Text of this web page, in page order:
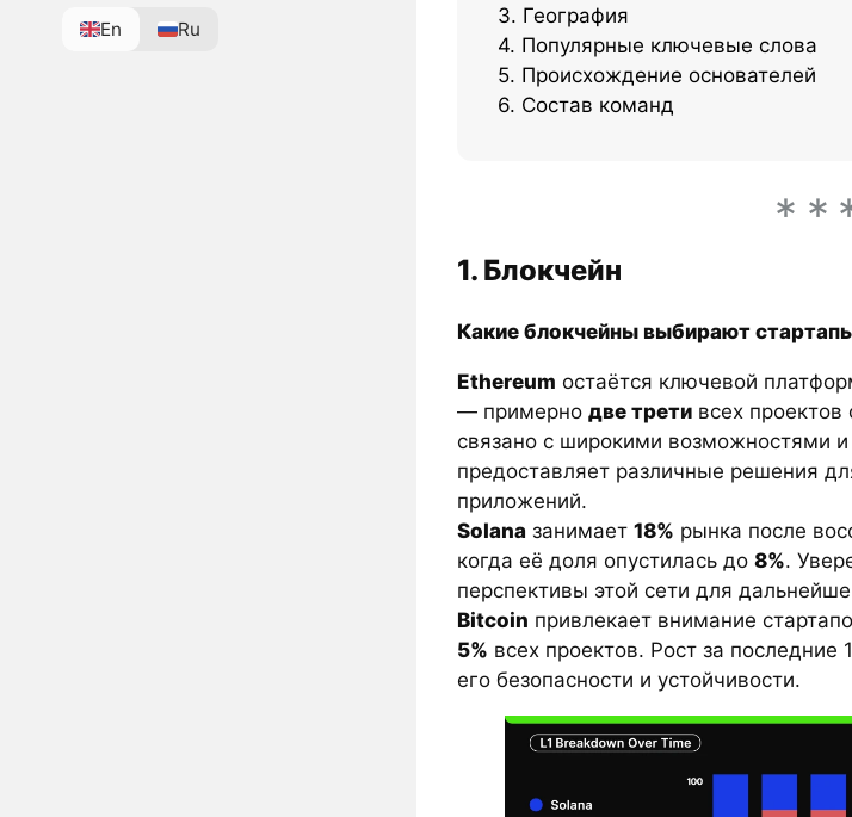
En Ru
3. География
4. Популярные ключевые слова
5. Происхождение основателей
6. Состав команд
1. Блокчейн
Какие блокчейны выбирают
Ethereum остаётся ключевой
— примерно две трети всех проектов
связано с широкими возможностями и
предоставляет различные решения
приложений.
Solana занимает 18% рынка после
когда её доля опустилась до 8%.
перспективы этой сети для
Bitcoin привлекает внимание
5% всех проектов. Рост за последние
его безопасности и устойчивости.